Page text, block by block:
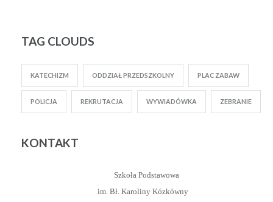
TAG CLOUDS
KATECHIZM ODDZIAŁ PRZEDSZKOLNY PLAC ZABAW
POLICJA REKRUTACJA WYWIADÓWKA ZEBRANIE
KONTAKT
Szkoła Podstawowa
im. Bł. Karoliny Kózkówny